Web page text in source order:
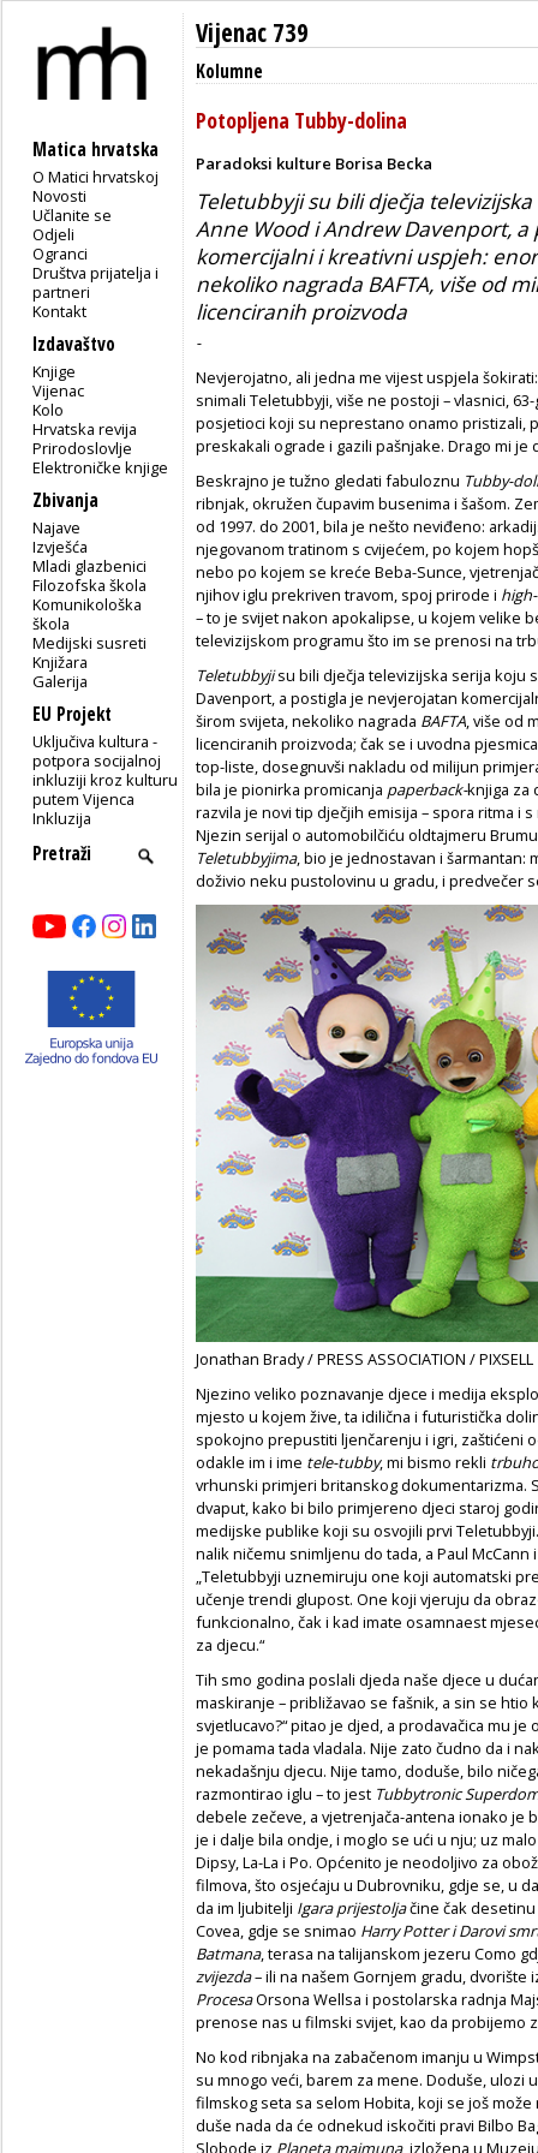
Matica hrvatska
O Matici hrvatskoj
Novosti
Učlanite se
Odjeli
Ogranci
Društva prijatelja i
partneri
Kontakt
Izdavaštvo
Knjige
Vijenac
Kolo
Hrvatska revija
Prirodoslovlje
Elektroničke knjige
Zbivanja
Najave
Izvješća
Mladi glazbenici
Filozofska škola
Komunikološka
škola
Medijski susreti
Knjižara
Galerija
EU Projekt
Uključiva kultura -
potpora socijalnoj
inkluziji kroz kulturu
putem Vijenca
Inkluzija
Vijenac 739
Kolumne
Potopljena Tubby-dolina
Paradoksi kulture Borisa Becka
Teletubbyji su bili dječja
Anne Wood i Andrew Davenport,
komercijalni i kreativni uspjeh:
nekoliko nagrada BAFTA, više od
licenciranih proizvoda
-
Nevjerojatno, ali jedna me vijest uspjela
snimali Teletubbyji, više ne postoji – vlasnici,
posjetioci koji su neprestano onamo pristizali,
preskakali ograde i gazili pašnjake. Drago mi je
Beskrajno je tužno gledati fabuloznu Tubby-
ribnjak, okružen čupavim busenima i šašom.
od 1997. do 2001, bila je nešto neviđeno:
njegovanom tratinom s cvijećem, po kojem
nebo po kojem se kreće Beba-Sunce,
njihov iglu prekriven travom, spoj prirode i
– to je svijet nakon apokalipse, u kojem velike
televizijskom programu što im se prenosi na
Teletubbyjisu bili dječja televizijska serija koju
Davenport, a postigla je nevjerojatan
širom svijeta, nekoliko nagrada BAFTA , više od
licenciranih proizvoda; čak se i uvodna
top-liste, dosegnuvši nakladu od milijun
bila je pionirka promicanja paperback-knjiga za
razvila je novi tip dječjih emisija – spora ritma i
Njezin serijal o automobilčiću oldtajmeru
Teletubbyjima, bio je jednostavan i šarmantan:
doživio neku pustolovinu u gradu, i predvečer
Jonathan Brady / PRESS ASSOCIATION / PIXSELL
Njezino veliko poznavanje djece i medija
mjesto u kojem žive, ta idilična i futuristička
spokojno prepustiti ljenčarenju i igri, zaštićeni
odakle im i ime tele-tubby, mi bismo rekli
vrhunski primjeri britanskog dokumentarizma.
dvaput, kako bi bilo primjereno djeci staroj
medijske publike koji su osvojili prvi
nalik ničemu snimljenu do tada, a Paul McCann
„Teletubbyji uznemiruju one koji automatski
učenje trendi glupost. One koji vjeruju da
funkcionalno, čak i kad imate osamnaest
za djecu.“
Tih smo godina poslali djeda naše djece u
maskiranje – približavao se fašnik, a sin se htio
svjetlucavo?“ pitao je djed, a prodavačica mu je
je pomama tada vladala. Nije zato čudno da i
nekadašnju djecu. Nije tamo, doduše, bilo
razmontirao iglu – to jest Tubbytronic
debele zečeve, a vjetrenjača-antena ionako je
je i dalje bila ondje, i moglo se ući u nju; uz
Dipsy, La-La i Po. Općenito je neodoljivo za
filmova, što osjećaju u Dubrovniku, gdje se, u
da im ljubitelji Igara prijestoljačine čak desetinu
Covea, gdje se snimao Harry Potter i Darovi
Batmana, terasa na talijanskom jezeru Como
zvijezda– ili na našem Gornjem gradu, dvorište
ProcesaOrsona Wellsa i postolarska radnja
prenose nas u filmski svijet, kao da probijemo
No kod ribnjaka na zabačenom imanju u
su mnogo veći, barem za mene. Doduše, ulozi
filmskog seta sa selom Hobita, koji se još
duše nada da će odnekud iskočiti pravi Bilbo